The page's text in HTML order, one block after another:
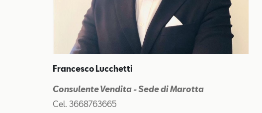
Francesco Lucchetti
Consulente Vendita - Sede di Marotta
Cel. 3668763665